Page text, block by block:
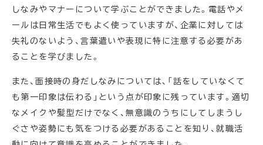
しなみやマナーについて学ぶことができました。電話やメ
ールは日常生活でもよく使っていますが、企業に対しては
失礼のないよう、言葉遣いや表現に特に注意する必要があ
ることを学びました。
また、面接時の身だしなみについては、「話をしていなくて
も第一印象は伝わる」という点が印象に残っています。適切
なメイクや髪型だけでなく、無意識のうちにしてしまうし
ぐさや姿勢にも気をつける必要があることを知り、就職活